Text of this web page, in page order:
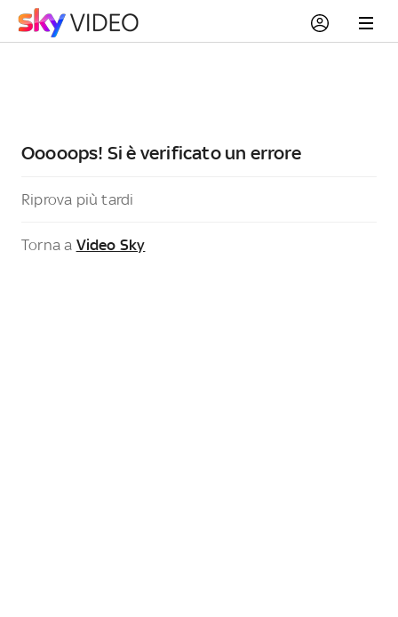
Ooooops! Si è verificato un errore
Riprova più tardi
Torna a Video Sky